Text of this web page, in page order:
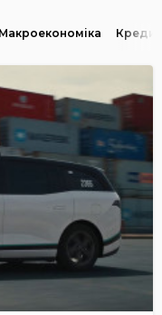
Макроекономіка